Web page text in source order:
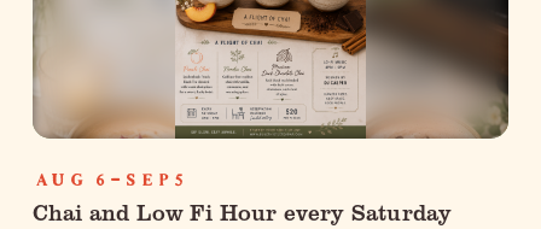
AUG 6-SEP5
Chai and Low Fi Hour every Saturday